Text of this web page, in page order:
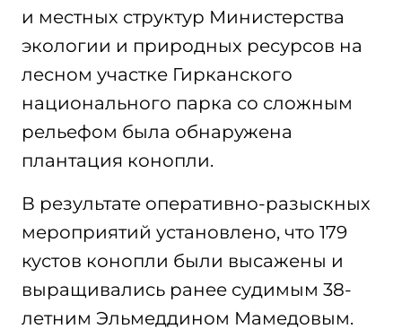
и местных структур Министерства
экологии и природных ресурсов на
лесном участке Гирканского
национального парка со сложным
рельефом была обнаружена
плантация конопли.
В результате оперативно-разыскных
мероприятий установлено, что 179
кустов конопли были высажены и
выращивались ранее судимым 38-
летним Эльмеддином Мамедовым.